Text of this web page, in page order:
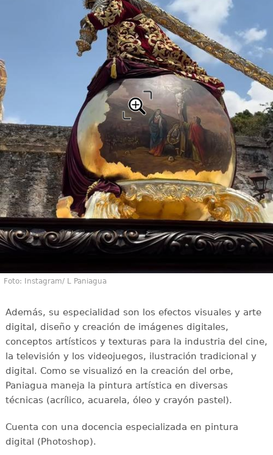
Foto: Instagram/ L Paniagua
Además, su especialidad son los efectos visuales y arte
digital, diseño y creación de imágenes digitales,
conceptos artísticos y texturas para la industria del cine,
la televisión y los videojuegos, ilustración tradicional y
digital. Como se visualizó en la creación del orbe,
Paniagua maneja la pintura artística en diversas
técnicas (acrílico, acuarela, óleo y crayón pastel).
Cuenta con una docencia especializada en pintura
digital (Photoshop).